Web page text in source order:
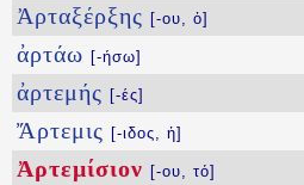
Ἀρταξέρξης [-ου, ὁ]
ἀρτάω [-ήσω]
ἀρτεμής [-ές]
Ἄρτεμις [-ιδος, ἡ]
Ἀρτεμίσιον [-ου, τό]